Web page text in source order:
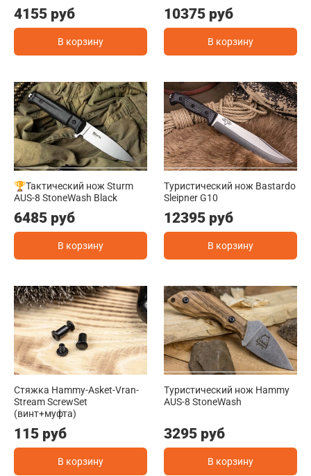
4155 руб
В корзину
10375 руб
В корзину
🏆Тактический нож Sturm
AUS-8 StoneWash Black
6485 руб
В корзину
Туристический нож Bastardo
Sleipner G10
12395 руб
В корзину
Стяжка Hammy-Asket-Vran-
Stream ScrewSet
(винт+муфта)
115 руб
В корзину
Туристический нож Hammy
AUS-8 StoneWash
3295 руб
В корзину